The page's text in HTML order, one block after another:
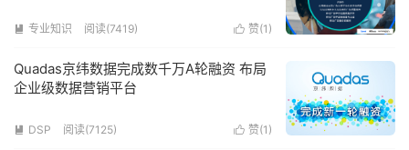
 赞(1 )
 专业知识 阅读(7419)
Quadas京纬数据完成数千万A轮融资 布局
企业级数据营销平台
 赞(1 )
 DSP 阅读(7125)